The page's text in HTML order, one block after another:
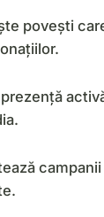
povești